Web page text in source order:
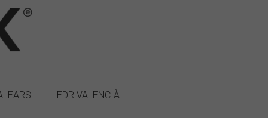
EDR VALENCIÀ